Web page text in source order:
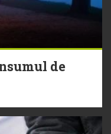
de